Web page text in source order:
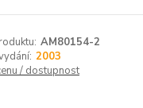
AM80154-2
2003
/ dostupnost